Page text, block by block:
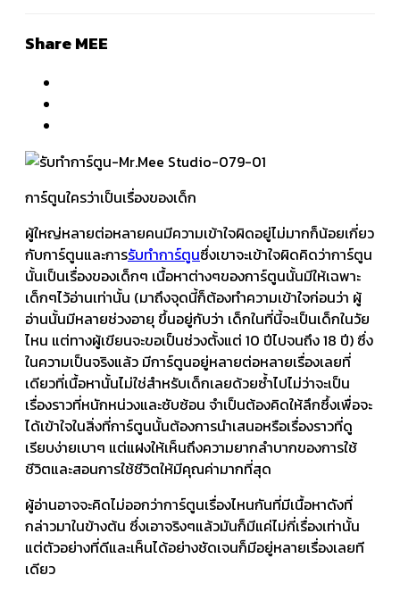
Share MEE
การ์ตูนใครว่าเป็นเรื่องของเด็ก
ผู้ใหญ่หลายต่อหลายคนมีความเข้าใจผิดอยู่ไม่มากก็น้อยเกี่ยว
กับการ์ตูนและการรับทำการ์ตูนซึ่งเขาจะเข้าใจผิดคิดว่าการ์ตูน
นั้นเป็นเรื่องของเด็กๆ เนื้อหาต่างๆของการ์ตูนนั้นมีให้เฉพาะ
เด็กๆไว้อ่านเท่านั้น (มาถึงจุดนี้ก็ต้องทำความเข้าใจก่อนว่า ผู้
อ่านนั้นมีหลายช่วงอายุ ขึ้นอยู่กับว่า เด็กในที่นี้จะเป็นเด็กในวัย
ไหน แต่ทางผู้เขียนจะขอเป็นช่วงตั้งแต่ 10 ปีไปจนถึง 18 ปี) ซึ่ง
ในความเป็นจริงแล้ว มีการ์ตูนอยู่หลายต่อหลายเรื่องเลยที่
เดียวที่เนื้อหานั้นไม่ใช่สำหรับเด็กเลยด้วยซ้ำไปไม่ว่าจะเป็น
เรื่องราวที่หนักหน่วงและซับซ้อน จำเป็นต้องคิดให้ลึกซึ้งเพื่อจะ
ได้เข้าใจในสิ่งที่การ์ตูนนั้นต้องการนำเสนอหรือเรื่องราวที่ดู
เรียบง่ายเบาๆ แต่แฝงให้เห็นถึงความยากลำบากของการใช้
ชีวิตและสอนการใช้ชีวิตให้มีคุณค่ามากที่สุด
ผู้อ่านอาจจะคิดไม่ออกว่าการ์ตูนเรื่องไหนกันที่มีเนื้อหาดังที่
กล่าวมาในข้างต้น ซึ่งเอาจริงๆแล้วมันก็มีแค่ไม่กี่เรื่องเท่านั้น
แต่ตัวอย่างที่ดีและเห็นได้อย่างชัดเจนก็มีอยู่หลายเรื่องเลยที
เดียว